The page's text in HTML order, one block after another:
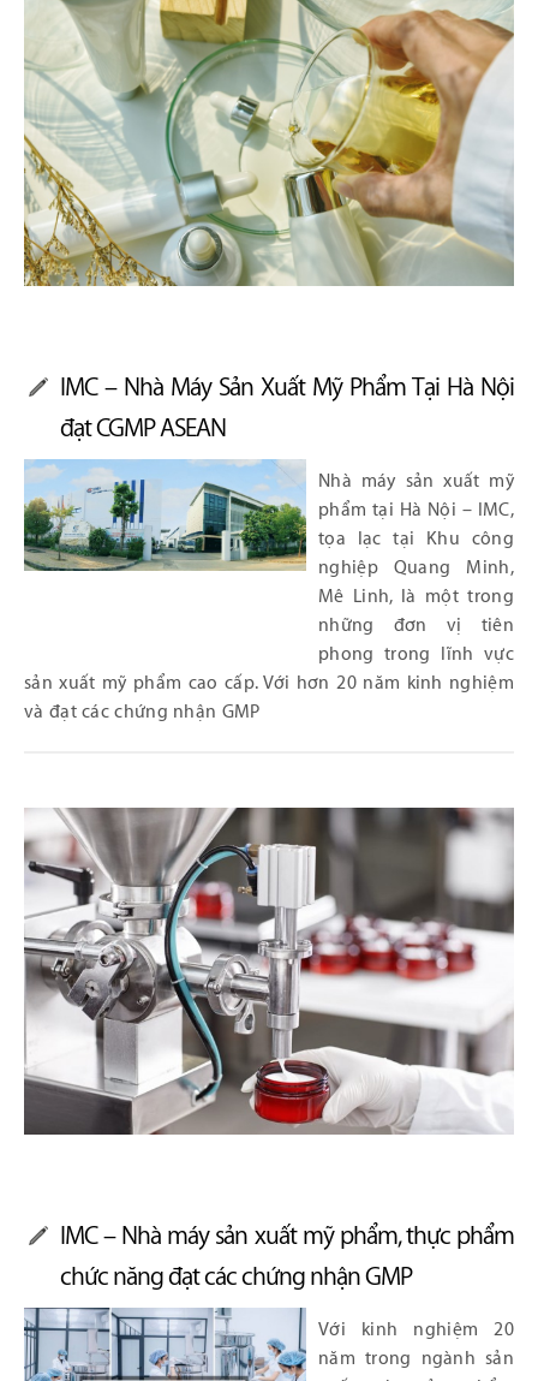
IMC – Nhà Máy Sản Xuất Mỹ Phẩm Tại Hà Nội
đạt CGMP ASEAN
Nhà máy sản xuất mỹ
phẩm tại Hà Nội – IMC,
tọa lạc tại Khu công
nghiệp Quang Minh,
Mê Linh, là một trong
những đơn vị tiên
phong trong lĩnh vực
sản xuất mỹ phẩm cao cấp. Với hơn 20 năm kinh nghiệm
và đạt các chứng nhận GMP
IMC – Nhà máy sản xuất mỹ phẩm, thực phẩm
chức năng đạt các chứng nhận GMP
Với kinh nghiệm 20
năm trong ngành sản